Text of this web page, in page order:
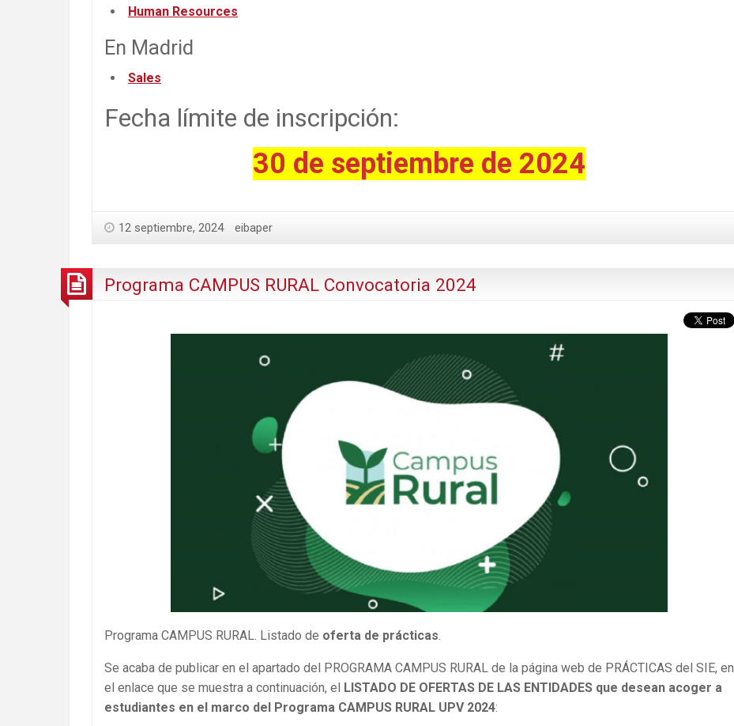
Human Resources
En Madrid
Sales
Fecha límite de inscripción:
30 de septiembre de 2024
12 septiembre, 2024 eibaper
Programa CAMPUS RURAL Convocatoria 2024
Programa CAMPUS RURAL. Listado de oferta de prácticas
Se acaba de publicar en el apartado del PROGRAMA CAMPUS RURAL de la página web de PRÁCTICAS del SIE, en
el enlace que se muestra a continuación, el LISTADO DE OFERTAS DE LAS ENTIDADES que desean acoger a
estudiantes en el marco del Programa CAMPUS RURAL UPV 2024: